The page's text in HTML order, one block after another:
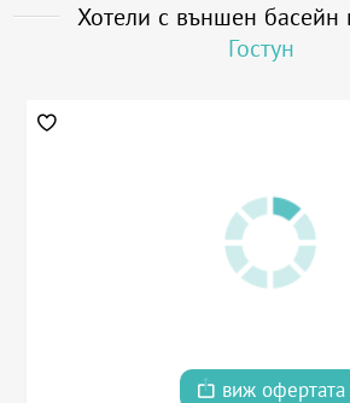
Хотели с външен басейн
Гостун
виж офертата